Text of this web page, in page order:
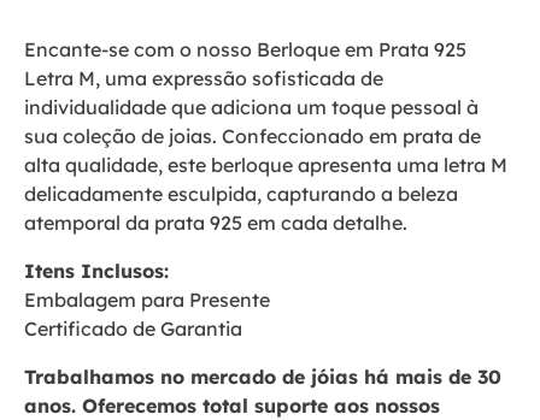
Encante-se com o nosso Berloque em Prata 925
Letra M, uma expressão sofisticada de
individualidade que adiciona um toque pessoal à
sua coleção de joias. Confeccionado em prata de
alta qualidade, este berloque apresenta uma letra M
delicadamente esculpida, capturando a beleza
atemporal da prata 925 em cada detalhe.
Itens Inclusos:
Embalagem para Presente
Certificado de Garantia
Trabalhamos no mercado de jóias há mais de 30
anos. Oferecemos total suporte aos nossos